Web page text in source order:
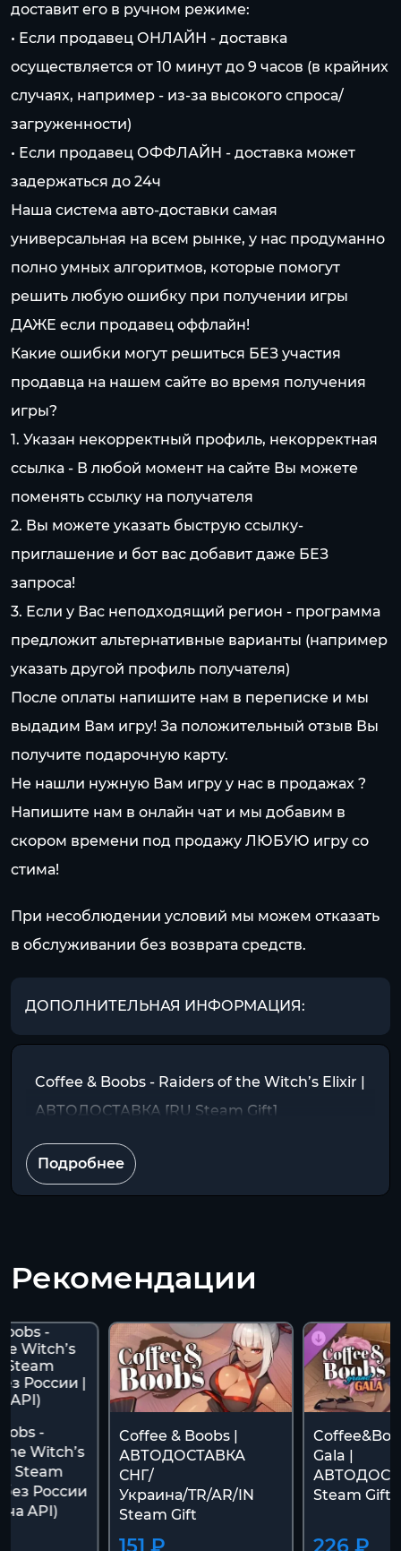
доставит его в ручном режиме:
• Если продавец ОНЛАЙН - доставка
осуществляется от 10 минут до 9 часов (в крайних
случаях, например - из-за высокого спроса/
загруженности)
• Если продавец ОФФЛАЙН - доставка может
задержаться до 24ч
Наша система авто-доставки самая
универсальная на всем рынке, у нас продуманно
полно умных алгоритмов, которые помогут
решить любую ошибку при получении игры
ДАЖЕ если продавец оффлайн!
Какие ошибки могут решиться БЕЗ участия
продавца на нашем сайте во время получения
игры?
1. Указан некорректный профиль, некорректная
ссылка - В любой момент на сайте Вы можете
поменять ссылку на получателя
2. Вы можете указать быструю ссылку-
приглашение и бот вас добавит даже БЕЗ
запроса!
3. Если у Вас неподходящий регион - программа
предложит альтернативные варианты (например
указать другой профиль получателя)
После оплаты напишите нам в переписке и мы
выдадим Вам игру! За положительный отзыв Вы
получите подарочную карту.
Не нашли нужную Вам игру у нас в продажах ?
Напишите нам в онлайн чат и мы добавим в
скором времени под продажу ЛЮБУЮ игру со
стима!
При несоблюдении условий мы можем отказать
в обслуживании без возврата средств.
ДОПОЛНИТЕЛЬНАЯ ИНФОРМАЦИЯ:
Coffee & Boobs - Raiders of the Witch’s Elixir |
АВТОДОСТАВКА [RU Steam Gift]
Подробнее
Рекомендации
-
Witch’s
Steam
России
API)
Coffee & Boobs |
АВТОДОСТАВКА
СНГ/
Украина/TR/AR/IN
Steam Gift
Gala |
Steam Gift